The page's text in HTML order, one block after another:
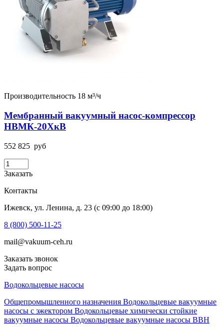
Производительность 18 м³/ч
Мембранный вакуумный насос-компрессор
НВМК-20ХкВ
552 825 руб
Заказать
Контакты
Ижевск, ул. Ленина, д. 23 (c 09:00 до 18:00)
8 (800) 500-11-25
mail@vakuum-ceh.ru
Заказать звонок
Задать вопрос
Водокольцевые насосы
Общепромышленного назначения Водокольцевые вакуумные
насосы с эжектором Водокольцевые химически стойкие
вакуумные насосы Водокольцевые вакуумные насосы ВВН